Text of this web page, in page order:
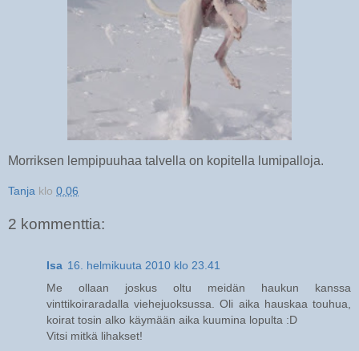
Morriksen lempipuuhaa talvella on kopitella lumipalloja.
Tanja klo 0.06
2 kommenttia:
Isa 16. helmikuuta 2010 klo 23.41
Me ollaan joskus oltu meidän haukun kanssa
vinttikoiraradalla viehejuoksussa. Oli aika hauskaa touhua,
koirat tosin alko käymään aika kuumina lopulta :D
Vitsi mitkä lihakset!